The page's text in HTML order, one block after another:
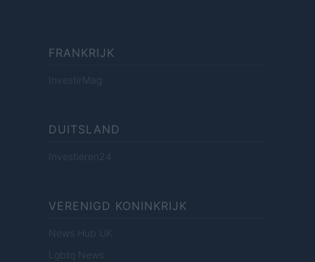
FRANKRIJK
InvestirMag
DUITSLAND
Investieren24
VERENIGD KONINKRIJK
News Hub UK
Lgbtq News